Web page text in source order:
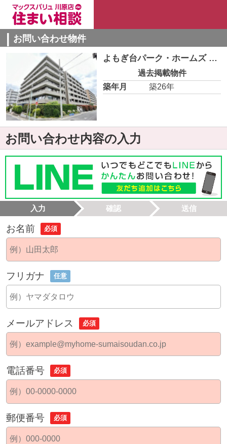
お問い合わせ物件
よもぎ台パーク・ホームズ 201
過去掲載物件
築年月
築26年
お問い合わせ内容の入力
入力 確認 送信
お名前 必須
フリガナ 任意
メールアドレス 必須
電話番号 必須
郵便番号 必須